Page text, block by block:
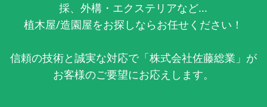
採、外構・エクステリアなど...
植木屋/造園屋をお探しならお任せください！
信頼の技術と誠実な対応で「株式会社佐藤総業」が
お客様のご要望にお応えします。